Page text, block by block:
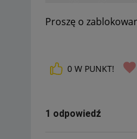
Proszę o
0 W PUNKT!
1 odpowiedź